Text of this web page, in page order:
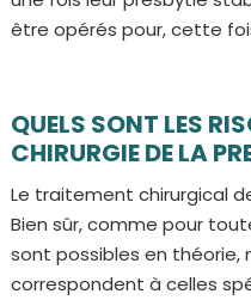
être opérés pour, cette
QUELS SONT LES
CHIRURGIE DE LA
Le traitement chirurgical
Bien sûr, comme pour
sont possibles en théorie,
correspondent à celles